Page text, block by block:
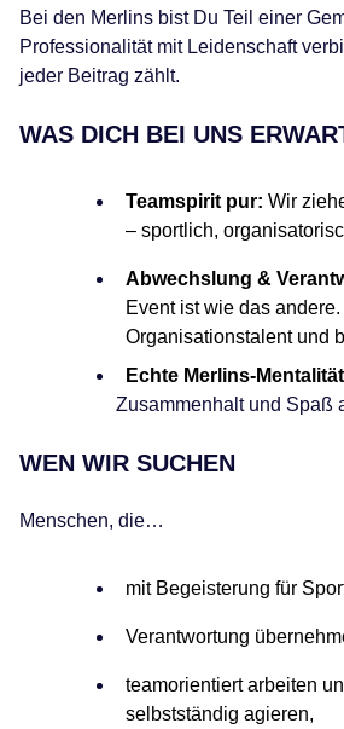
Bei den Merlins bist Du Teil einer
Professionalität mit Leidenschaft
jeder Beitrag zählt.
WAS DICH BEI UNS
Teamspirit pur: Wir
– sportlich,
Abwechslung &
Event ist wie das
Organisationstalent und
Echte Merlins-
Zusammenhalt und Spaß
WEN WIR SUCHEN
Menschen, die…
mit Begeisterung für
Verantwortung
teamorientiert arbeiten
selbstständig agieren,